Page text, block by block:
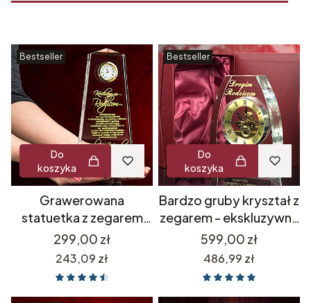
Bestseller
Do
koszyka
Grawerowana
statuetka z zegarem
luksusowy prezent
upominek biznesowy
dla szefa pracownika na
emeryturę odejście dla
Cena
299,00 zł
Cena
243,09 zł
Bestseller
Do
koszyka
Bardzo gruby kryształ z
zegarem - ekskluzywny
prezent dla szefa
rodziców na urodziny -
dowolny grawer + etui
Cena
599,00 zł
Cena
486,99 zł